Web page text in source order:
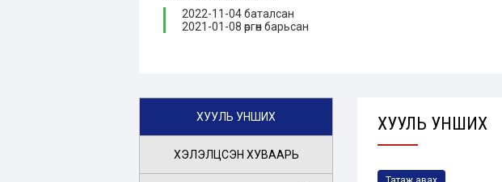
2022-11-04 баталсан
2021-01-08 өргөн барьсан
ХУУЛЬ УНШИХ
ХЭЛЭЛЦСЭН ХУВААРЬ
ХУУЛЬ УНШИХ